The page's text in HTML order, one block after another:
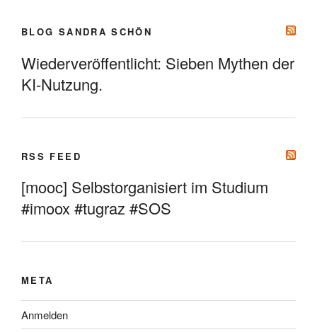
BLOG SANDRA SCHÖN
Wiederveröffentlicht: Sieben Mythen der
KI-Nutzung.
RSS FEED
[mooc] Selbstorganisiert im Studium
#imoox #tugraz #SOS
META
Anmelden